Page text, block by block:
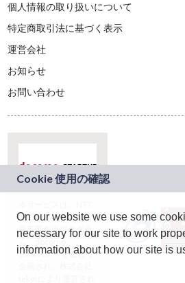
個人情報の取り扱いについて
特定商取引法に基づく表示
運営会社
お知らせ
お問い合わせ
ドコモグループの新
規事業創出プログラ
ム「docomo
STARTUP」を通じて
On our website we use some
necessary for our site to work
information about how our site is